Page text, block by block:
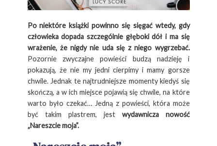
Po niektóre książki powinno się sięgać wtedy, gdy
człowieka dopada szczególnie głęboki dół i ma się
wrażenie, że nigdy nie uda się z niego wygrzebać.
Pozornie zwyczajne powieści budzą nadzieję i
pokazują, że nie my jedni cierpimy i mamy gorsze
chwile. Jednak te najtrudniejsze momenty kiedyś się
skończą, a w ich miejsce pojawią się chwile, na które
warto było czekać… Jedną z powieści, która może
być takim plastrem, jest wydawnicza nowość
„Nareszcie moja”.